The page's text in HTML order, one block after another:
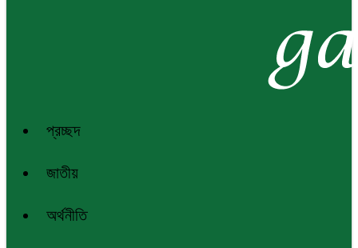
প্রচ্ছদ
জাতীয়
অর্থনীতি